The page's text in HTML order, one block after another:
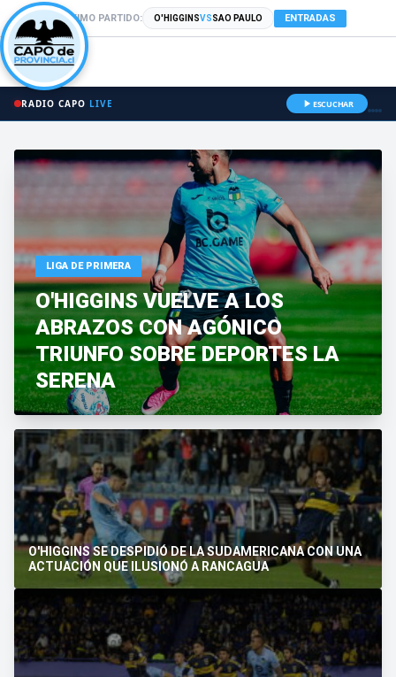
PRÓXIMO PARTIDO: O'HIGGINSVSSAO PAULO ENTRADAS
RADIO CAPO LIVE ESCUCHAR
LIGA DE PRIMERA
O'HIGGINS VUELVE A LOS
ABRAZOS CON AGÓNICO
TRIUNFO SOBRE DEPORTES LA
SERENA
O'HIGGINS SE DESPIDIÓ DE LA SUDAMERICANA CON UNA
ACTUACIÓN QUE ILUSIONÓ A RANCAGUA